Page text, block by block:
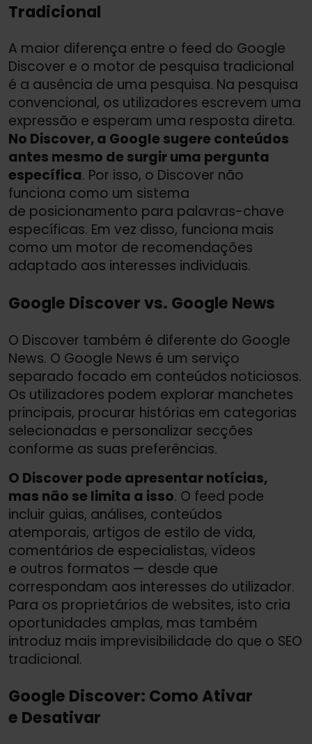
Tradicional
A maior diferença entre o feed do Google
Discover e o motor de pesquisa tradicional
é a ausência de uma pesquisa. Na pesquisa
convencional, os utilizadores escrevem uma
expressão e esperam uma resposta direta.
No Discover, a Google sugere conteúdos
antes mesmo de surgir uma pergunta
específica. Por isso, o Discover não
funciona como um sistema
de posicionamento para palavras-chave
específicas. Em vez disso, funciona mais
como um motor de recomendações
adaptado aos interesses individuais.
Google Discover vs. Google News
O Discover também é diferente do Google
News. O Google News é um serviço
separado focado em conteúdos noticiosos.
Os utilizadores podem explorar manchetes
principais, procurar histórias em categorias
selecionadas e personalizar secções
conforme as suas preferências.
O Discover pode apresentar notícias,
mas não se limita a isso. O feed pode
incluir guias, análises, conteúdos
atemporais, artigos de estilo de vida,
comentários de especialistas, vídeos
e outros formatos — desde que
correspondam aos interesses do utilizador.
Para os proprietários de websites, isto cria
oportunidades amplas, mas também
introduz mais imprevisibilidade do que o SEO
tradicional.
Google Discover: Como Ativar
e Desativar